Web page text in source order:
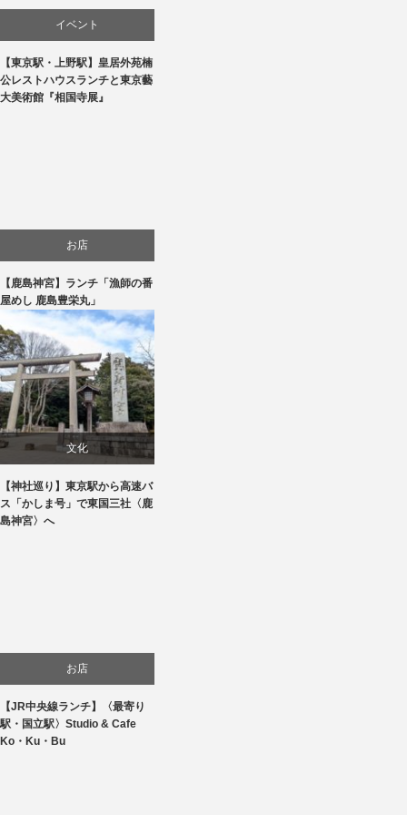
イベント
文化
【東京駅・上野駅】皇居外苑楠
公レストハウスランチと東京藝
大美術館『相国寺展』
お店
旅行
食べ物
【鹿島神宮】ランチ「漁師の番
屋めし 鹿島豊栄丸」
文化
旅行
【神社巡り】東京駅から高速バ
ス「かしま号」で東国三社〈鹿
島神宮〉へ
お店
食べ物
【JR中央線ランチ】〈最寄り
駅・国立駅〉Studio & Cafe
Ko・Ku・Bu